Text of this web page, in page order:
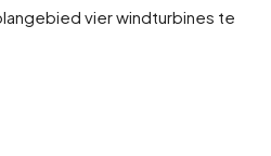
vier windturbines te